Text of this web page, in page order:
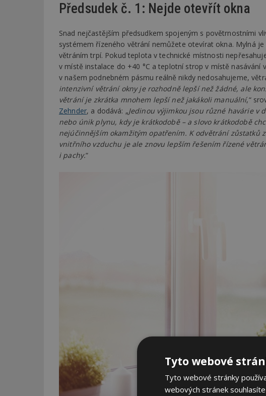
Předsudek č. 1: Nejde otevřít okna
Snad nejčastějším předsudkem spojeným s povětrnostními
systémem řízeného větrání nemůžete otevírat okna. Mylná
větráním trpí. Pokud teplota v technické místnosti
v místě instalace do +40 °C a teplotní strop v místě nasávání
v našem podnebném pásmu reálně nikdy nedosahujeme,
intenzivní větrání okny je rozhodně lepší než žádné, ale
větrání je zkrátka mnohem lepší než jakákoli manuální,“
Zehnder, a dodává: „Jedinou výjimkou jsou různé havárie v
nebo únik plynu, kdy je krátkodobě – a slovo krátkodobě
nejúčinnějším okamžitým opatřením. K odvětrání zůstatků
vnitřního vzduchu je ale znovu lepším řešením řízené
i pachy.“
Tyto webové
Tyto webové stránky
webových stránek